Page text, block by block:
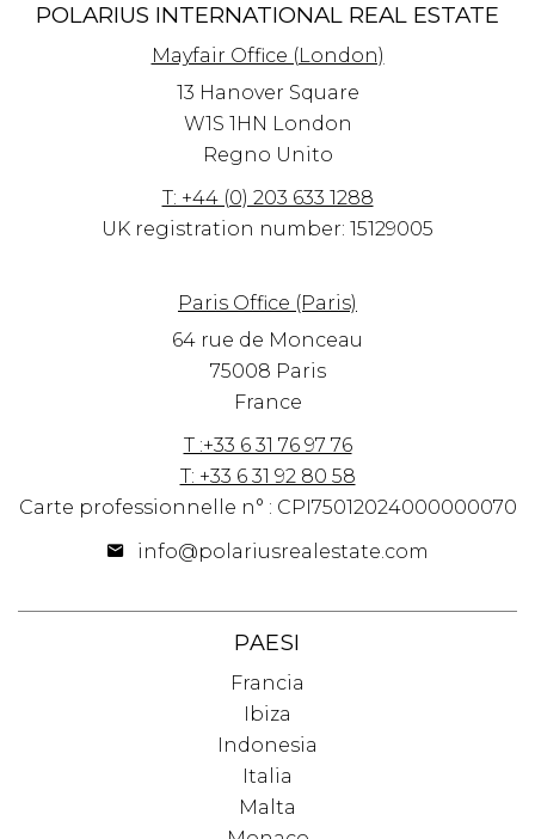
POLARIUS INTERNATIONAL REAL ESTATE
Mayfair Office (London)
13 Hanover Square
W1S 1HN London
Regno Unito
T: +44 (0) 203 633 1288
UK registration number: 15129005
Paris Office (Paris)
64 rue de Monceau
75008 Paris
France
T :+33 6 31 76 97 76
T: +33 6 31 92 80 58
Carte professionnelle n° : CPI75012024000000070
info@polariusrealestate.com
PAESI
Francia
Ibiza
Indonesia
Italia
Malta